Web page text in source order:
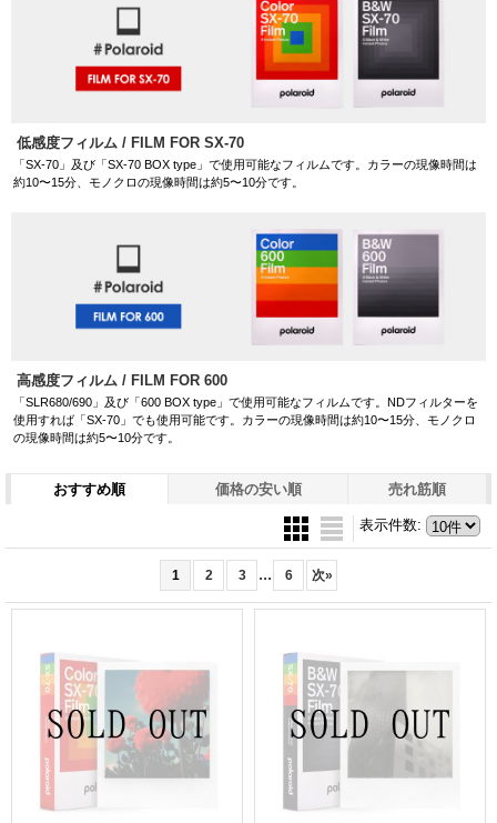
低感度フィルム / FILM FOR SX-70
「SX-70」及び「SX-70 BOX type」で使用可能なフィルムです。カラーの現像時間は
約10〜15分、モノクロの現像時間は約5〜10分です。
高感度フィルム / FILM FOR 600
「SLR680/690」及び「600 BOX type」で使用可能なフィルムです。NDフィルターを
使用すれば「SX-70」でも使用可能です。カラーの現像時間は約10〜15分、モノクロ
の現像時間は約5〜10分です。
おすすめ順 価格の安い順 売れ筋順
表示件数:
1 2 3 ... 6 次»